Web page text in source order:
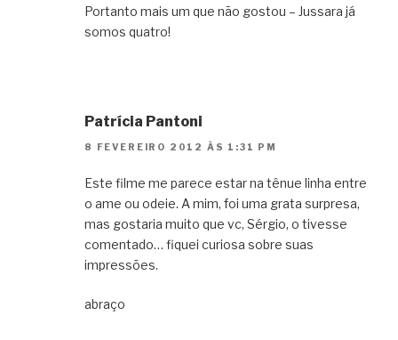
Portanto mais um que não gostou – Jussara já
somos quatro!
Patrícia Pantoni
8 FEVEREIRO 2012 ÀS 1:31 PM
Este filme me parece estar na tênue linha entre
o ame ou odeie. A mim, foi uma grata surpresa,
mas gostaria muito que vc, Sérgio, o tivesse
comentado… fiquei curiosa sobre suas
impressões.
abraço